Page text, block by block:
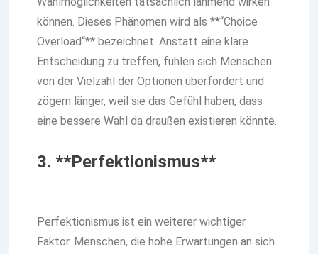
können. Dieses Phänomen wird als **“Choice
Overload“** bezeichnet. Anstatt eine klare
Entscheidung zu treffen, fühlen sich Menschen
von der Vielzahl der Optionen überfordert und
zögern länger, weil sie das Gefühl haben, dass
eine bessere Wahl da draußen existieren könnte.
3. **Perfektionismus**
Perfektionismus ist ein weiterer wichtiger
Faktor. Menschen, die hohe Erwartungen an sich